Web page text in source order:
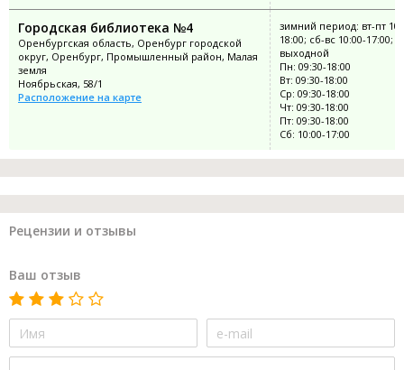
Городская библиотека №4
Оренбургская область, Оренбург городской
округ, Оренбург, Промышленный район, Малая
земля
Ноябрьская, 58/1
Расположение на карте
зимний период: вт-пт
18:00; сб-вс 10:00-17:00;
выходной
Пн: 09:30-18:00
Вт: 09:30-18:00
Ср: 09:30-18:00
Чт: 09:30-18:00
Пт: 09:30-18:00
Сб: 10:00-17:00
Рецензии и отзывы
Ваш отзыв